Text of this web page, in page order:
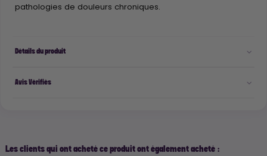
pathologies de douleurs chroniques.
Détails du produit
Avis Vérifiés
Les clients qui ont acheté ce produit ont également acheté :